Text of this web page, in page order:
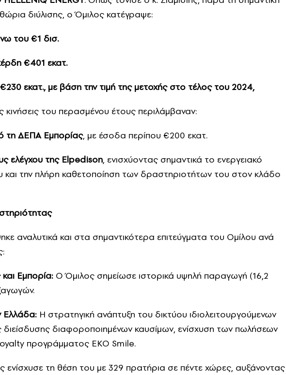
διύλισης, ο Όμιλος κατέγραψε:
του €1 δισ.
€401 εκατ.
εκατ., με βάση την τιμή της μετοχής στο τέλος του 2024,
κινήσεις του περασμένου έτους περιλάμβαναν:
τη ΔΕΠΑ Εμπορίας, με έσοδα περίπου €200 εκατ.
ελέγχου της Elpedison, ενισχύοντας σημαντικά το ενεργειακό
την πλήρη καθετοποίηση των δραστηριοτήτων του στον κλάδο
αναλυτικά και στα σημαντικότερα επιτεύγματα του Ομίλου ανά
Εμπορία: Ο Όμιλος σημείωσε ιστορικά υψηλή παραγωγή (16,2
Ελλάδα: Η στρατηγική ανάπτυξη του δικτύου ιδιολειτουργούμενων
διαφοροποιημένων καυσίμων, ενίσχυση των πωλήσεων
προγράμματος EKO Smile.
ενίσχυσε τη θέση του με 329 πρατήρια σε πέντε χώρες, αυξάνοντας